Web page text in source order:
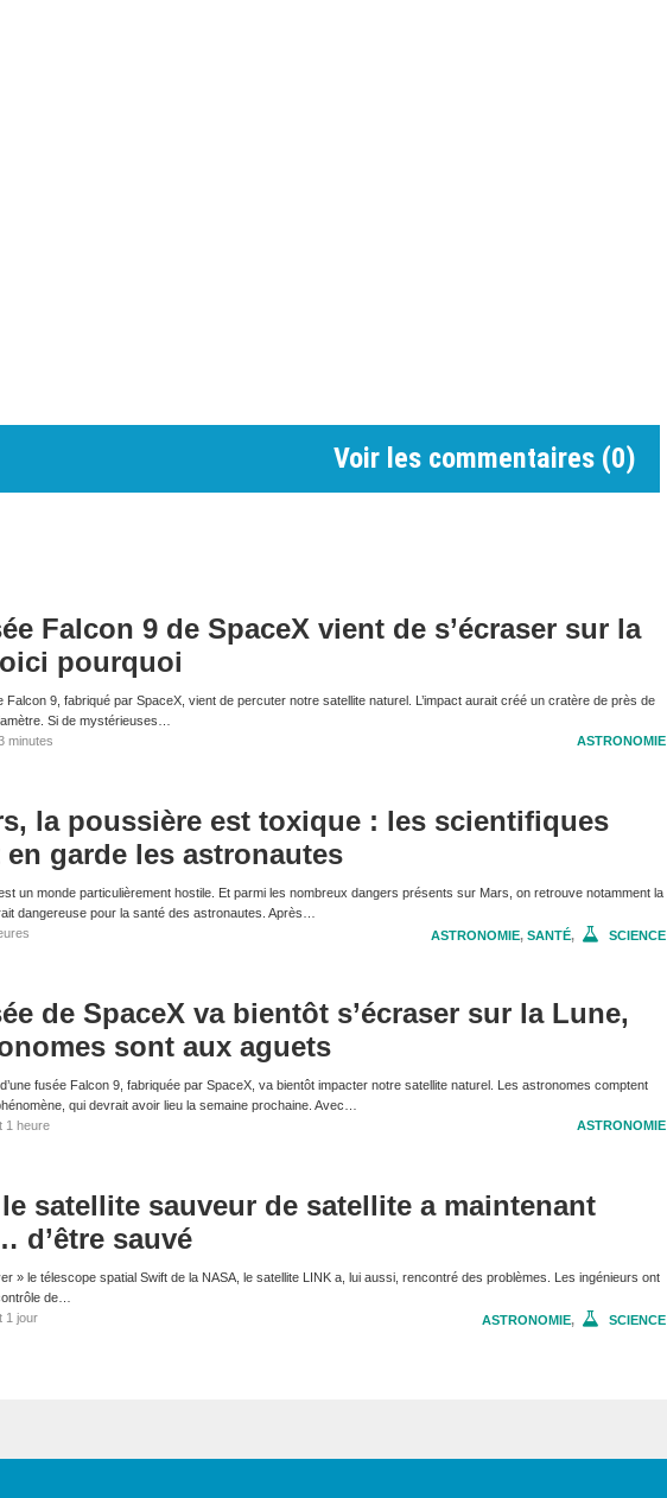
Voir les commentaires (0)
Falcon 9 de SpaceX vient de s’écraser sur la
pourquoi
Falcon 9, fabriqué par SpaceX, vient de percuter notre satellite naturel. L’impact aurait créé un cratère de près de
Si de mystérieuses…
minutes
ASTRONOMIE
la poussière est toxique : les scientifiques
en garde les astronautes
un monde particulièrement hostile. Et parmi les nombreux dangers présents sur Mars, on retrouve notamment la
dangereuse pour la santé des astronautes. Après…
ASTRONOMIE, SANTÉ, SCIENCE
de SpaceX va bientôt s’écraser sur la Lune,
sont aux aguets
d’une fusée Falcon 9, fabriquée par SpaceX, va bientôt impacter notre satellite naturel. Les astronomes comptent
qui devrait avoir lieu la semaine prochaine. Avec…
1 heure
ASTRONOMIE
satellite sauveur de satellite a maintenant
d’être sauvé
» le télescope spatial Swift de la NASA, le satellite LINK a, lui aussi, rencontré des problèmes. Les ingénieurs ont
de…
1 jour
ASTRONOMIE, SCIENCE